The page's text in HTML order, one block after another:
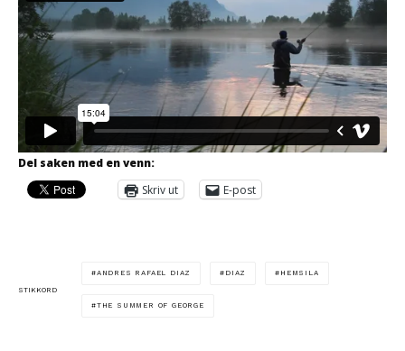
Del saken med en venn:
Skriv ut
E-post
STIKKORD
ANDRES RAFAEL DIAZ DIAZ HEMSILA
THE SUMMER OF GEORGE